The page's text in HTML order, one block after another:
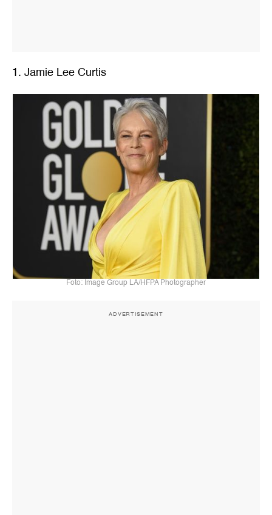
1. Jamie Lee Curtis
Foto: Image Group LA/HFPA Photographer
ADVERTISEMENT